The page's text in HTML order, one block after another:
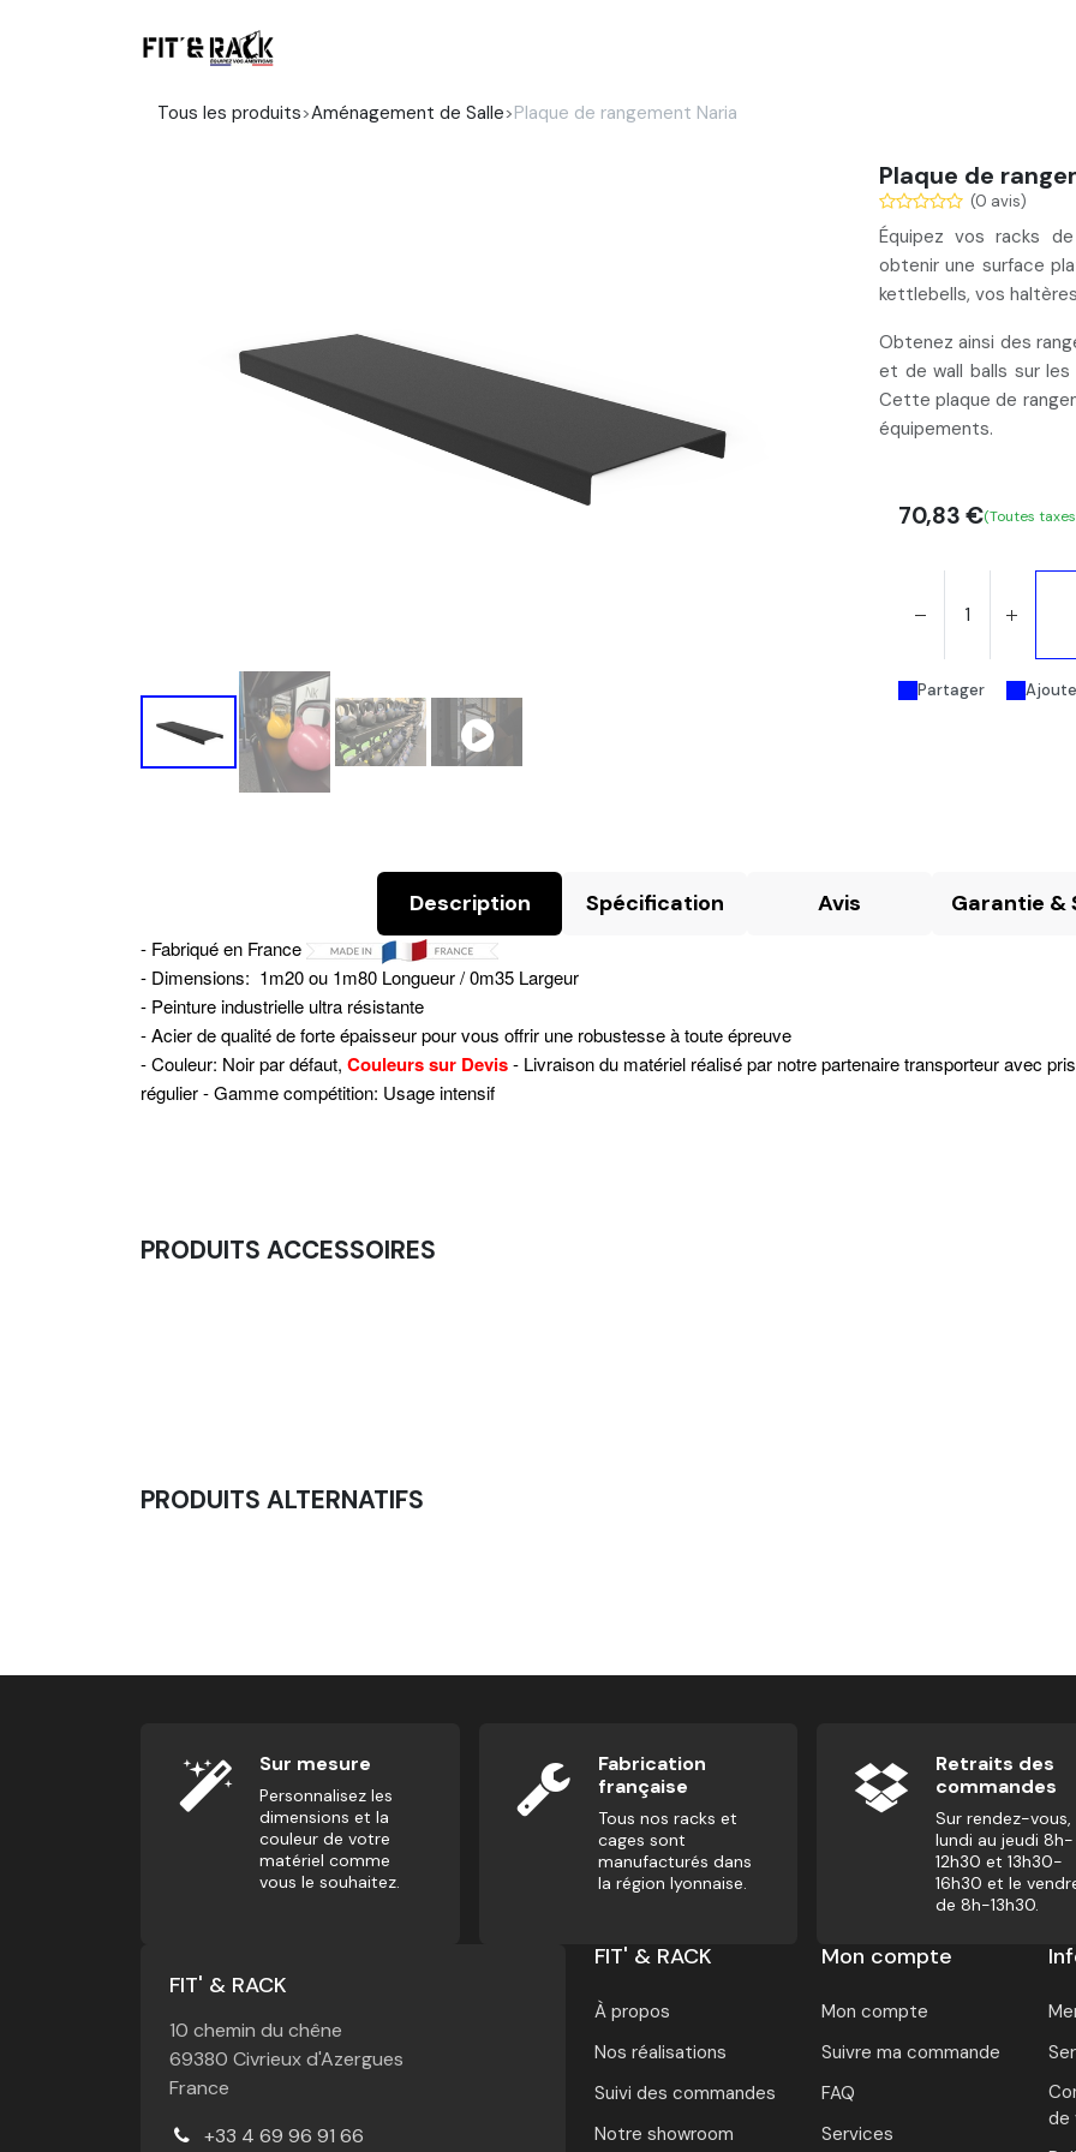
Tous les produits Aménagement de Salle Plaque de rangement Naria
Plaque de
(0 avis)
Équipez vos racks
obtenir une surface
kettlebells, vos
Obtenez ainsi des
et de wall balls sur
Cette plaque de
équipements.
Partager
70,83 €(Toutes
Description Spécification Avis Garantie &
- Fabriqué en France
- Dimensions: 1m20 ou 1m80 Longueur / 0m35 Largeur
- Peinture industrielle ultra résistante
- Acier de qualité de forte épaisseur pour vous offrir une robustesse à toute épreuve
- Couleur: Noir par défaut, Couleurs sur Devis- Livraison du matériel réalisé par notre partenaire transporteur avec
régulier- Gamme compétition: Usage intensif
PRODUITS ACCESSOIRES
PRODUITS ALTERNATIFS
Sur mesure
Personnalisez les
dimensions et la
couleur de votre
matériel comme
vous le souhaitez.
Fabrication
française
Tous nos racks et
cages sont
manufacturés dans
la région lyonnaise.
Retraits des
commandes
Sur rendez-vous,
lundi au jeudi 8h-
12h30 et 13h30-
16h30 et le
de 8h-13h30.
FIT' & RACK
10 chemin du chêne
69380 Civrieux d'Azergues
France
+33 4 69 96 91 66
FIT' & RACK
À propos
Nos réalisations
Suivi des commandes
Notre showroom
Mon compte
Mon compte
Suivre ma commande
FAQ
Services
de